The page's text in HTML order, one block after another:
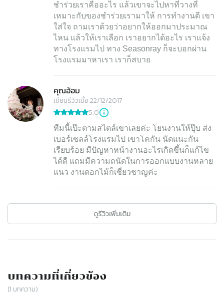
ชำร่วยเราคืออะไร แล้วเขาจะไปหาที่วางที่
เหมาะกับของชำร่วยเรามาให้ การทำงานดี เขา
ใส่ใจ ถามเราด้วยว่าอยากให้ออกมาประมาณ
ไหน แล้วให้เราเลือก เราอยากได้อะไร เราแจ้ง
ทางโรงแรมไป ทาง Seasonray ก็จะบอกผ่าน
โรงแรมมาหาเรา เราก็สบาย
คุณอ้อม
เขียนรีวิวเมื่อ 22/12/2017
5.0
ทีมนี้เป๊ะตามสไตล์เขาเลยค่ะ โยนงานให้ปุ๊บ ส่ง
เบอร์เซลล์โรงแรมไป เขาโคกัน นัดแนะกัน
เรียบร้อย มีปัญหาหน้างานอะไรเกิดขึ้นก็แก้ไข
ได้ดี แถมมีความถนัดในการออกแบบงานหลาย
แนว งานดอกไม้ก็เชี่ยวชาญค่ะ
ดูรีวิวเพิ่มเติม
บทความที่เกี่ยวข้อง
(1 บทความ)